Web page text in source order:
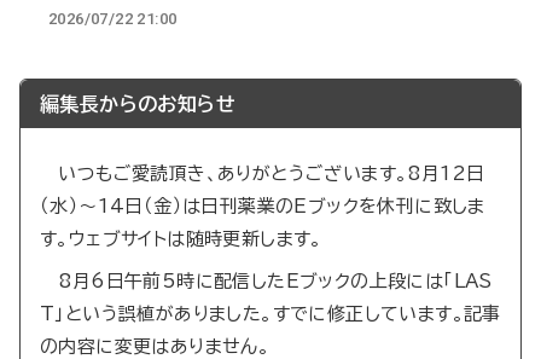
2026/07/22 21:00
編集長からのお知らせ
いつもご愛読頂き、ありがとうございます。8月12日
（水）～14日（金）は日刊薬業のEブックを休刊に致しま
す。ウェブサイトは随時更新します。
8月6日午前5時に配信したEブックの上段には「LAS
T」という誤植がありました。すでに修正しています。記事
の内容に変更はありません。